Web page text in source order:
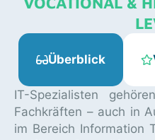
Überblick
IT-Spezialisten
Fachkräften – auch in
im Bereich Information